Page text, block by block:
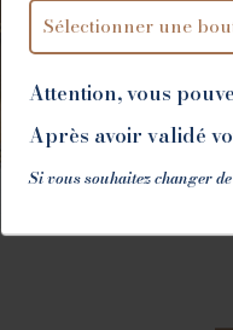
Attention, vous
Après avoir validé
Si vous souhaitez changer